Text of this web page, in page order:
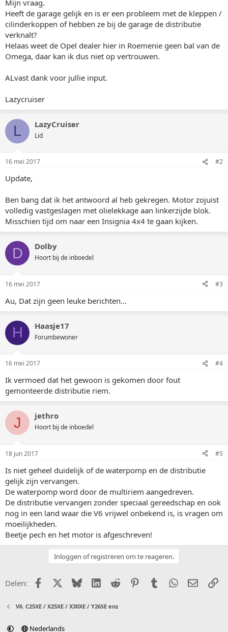
Mijn vraag.
Heeft de garage gelijk en is er een probleem met de kleppen /
cilinderkoppen of hebben ze bij de garage de distributie
verknalt?
Helaas weet de Opel dealer hier in Roemenie geen bal van de
Omega, daar kan ik dus niet op vertrouwen.
ALvast dank voor jullie input.
Lazycruiser
L LazyCruiser
Lid
16 mei 2017 #2
Update,
Ben bang dat ik het antwoord al heb gekregen. Motor zojuist
volledig vastgeslagen met olielekkage aan linkerzijde blok.
Misschien tijd om naar een Insignia 4x4 te gaan kijken.
D Dolby
Hoort bij de inboedel
16 mei 2017 #3
Au, Dat zijn geen leuke berichten...
H Haasje17
Forumbewoner
16 mei 2017 #4
Ik vermoed dat het gewoon is gekomen door fout
gemonteerde distributie riem.
J jethro
Hoort bij de inboedel
18 jun 2017 #5
Is niet geheel duidelijk of de waterpomp en de distributie
gelijk zijn vervangen.
De waterpomp word door de multiriem aangedreven.
De distributie vervangen zonder speciaal gereedschap en ook
nog in een land waar die V6 vrijwel onbekend is, is vragen om
moeilijkheden.
Beetje pech en het motor is afgeschreven!
Inloggen of registreren om te reageren.
Delen: FacebookX (Twitter)
BlueskyLinkedIn
Reddit PinterestTumblr WhatsApp
E-mail
V6. C25XE / X25XE / X30XE / Y26SE enz
Nederlands